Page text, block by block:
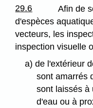
29.6
Afin de
d'espèces
vecteurs, les
inspection visuelle
a) de l'extérieur
sont amarrés
sont laissés à
d'eau ou à